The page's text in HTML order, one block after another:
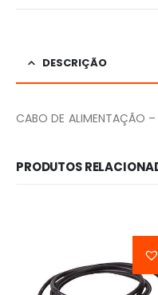
DESCRIÇÃO
CABO DE ALIMENTAÇÃO
PRODUTOS